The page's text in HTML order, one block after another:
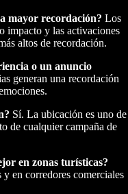
mayor recordación? Los
impacto y las activaciones
altos de recordación.
o un anuncio
generan una recordación
Sí. La ubicación es uno de
de cualquier campaña de
en zonas turísticas?
en corredores comerciales